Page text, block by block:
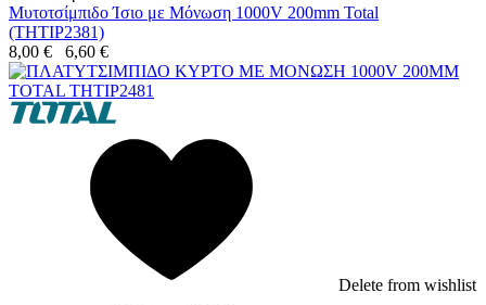
Μυτοτσίμπιδο Ίσιο με Μόνωση 1000V 200mm Total
(THTIP2381)
8,00 € 6,60 €
Delete from wishlist